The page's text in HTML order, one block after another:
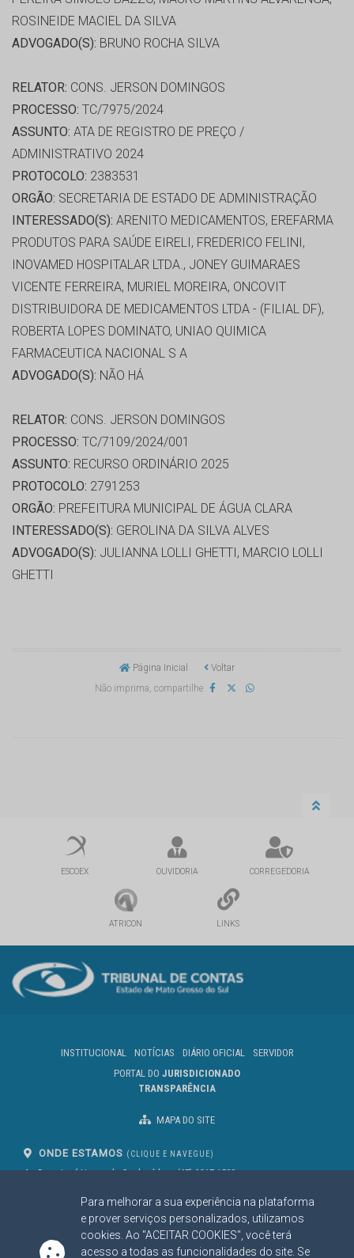
Para melhorar a sua experiência na plataforma
e prover serviços personalizados, utilizamos
cookies. Ao "ACEITAR COOKIES", você terá
acesso a todas as funcionalidades do site. Se
ROSINEIDE MACIEL DA SILVA
ADVOGADO(S): BRUNO ROCHA SILVA
RELATOR: CONS. JERSON DOMINGOS
PROCESSO: TC/7975/2024
ASSUNTO: ATA DE REGISTRO DE PREÇO /
ADMINISTRATIVO 2024
PROTOCOLO: 2383531
ORGÃO: SECRETARIA DE ESTADO DE ADMINISTRAÇÃO
INTERESSADO(S): ARENITO MEDICAMENTOS, EREFARMA
PRODUTOS PARA SAÚDE EIRELI, FREDERICO FELINI,
INOVAMED HOSPITALAR LTDA., JONEY GUIMARAES
VICENTE FERREIRA, MURIEL MOREIRA, ONCOVIT
DISTRIBUIDORA DE MEDICAMENTOS LTDA - (FILIAL DF),
ROBERTA LOPES DOMINATO, UNIAO QUIMICA
FARMACEUTICA NACIONAL S A
ADVOGADO(S): NÃO HÁ
RELATOR: CONS. JERSON DOMINGOS
PROCESSO: TC/7109/2024/001
ASSUNTO: RECURSO ORDINÁRIO 2025
PROTOCOLO: 2791253
ORGÃO: PREFEITURA MUNICIPAL DE ÁGUA CLARA
INTERESSADO(S): GEROLINA DA SILVA ALVES
ADVOGADO(S): JULIANNA LOLLI GHETTI, MARCIO LOLLI
GHETTI
Página Inicial
Voltar
Não imprima, compartilhe
ESCOEX OUVIDORIA CORREGEDORIA
ATRICON LINKS
INSTITUCIONAL NOTÍCIAS DIÁRIO OFICIAL
SERVIDOR
PORTAL DO JURISDICIONADO
TRANSPARÊNCIA
MAPA DO SITE
ONDE ESTAMOS (CLIQUE E NAVEGUE)
Av. Des. José Nunes da Cunha, bloco
Campo Grande/MS
CEP: 79031-310
(67) 3317-1500